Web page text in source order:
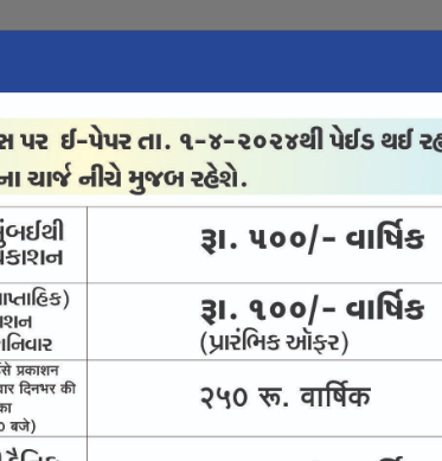
લેખ ઈ-પેપર
ચંદ્રકોની વર્ષા
Panchang